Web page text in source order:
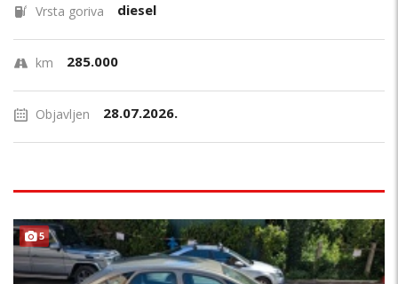
Vrsta goriva diesel
km 285.000
Objavljen 28.07.2026.
5 POVOLJNO !